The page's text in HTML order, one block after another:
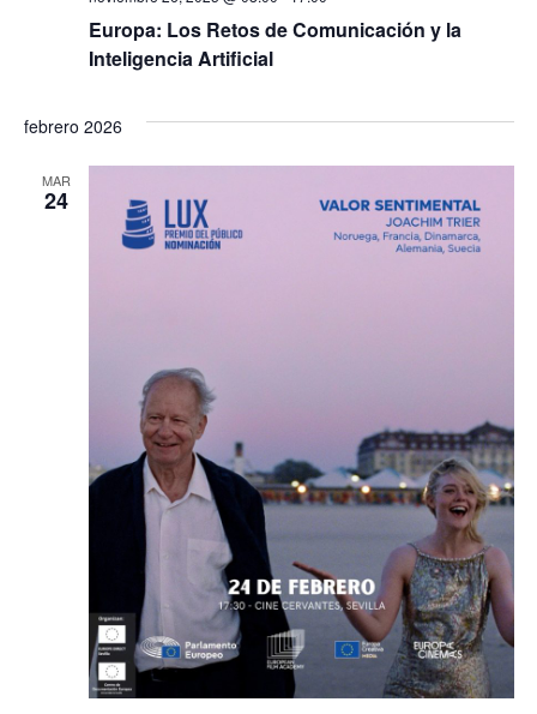
Europa: Los Retos de Comunicación y la
Inteligencia Artificial
febrero 2026
MAR
24